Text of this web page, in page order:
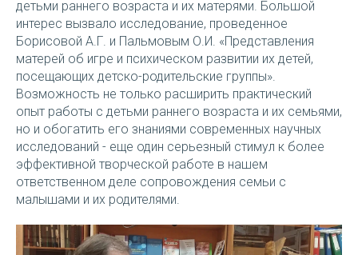
детьми раннего возраста и их матерями. Большой
интерес вызвало исследование, проведенное
Борисовой А.Г. и Пальмовым О.И. «Представления
матерей об игре и психическом развитии их детей,
посещающих детско-родительские группы».
Возможность не только расширить практический
опыт работы с детьми раннего возраста и их семьями,
но и обогатить его знаниями современных научных
исследований - еще один серьезный стимул к более
эффективной творческой работе в нашем
ответственном деле сопровождения семьи с
малышами и их родителями.